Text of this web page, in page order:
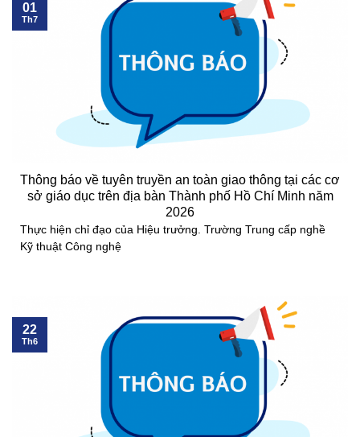
Thông báo về tuyên truyền an toàn giao thông tại các cơ
sở giáo dục trên địa bàn Thành phố Hồ Chí Minh năm
2026
Thực hiện chỉ đạo của Hiệu trưởng. Trường Trung cấp nghề
Kỹ thuật Công nghệ
01
Th7
22
Th6